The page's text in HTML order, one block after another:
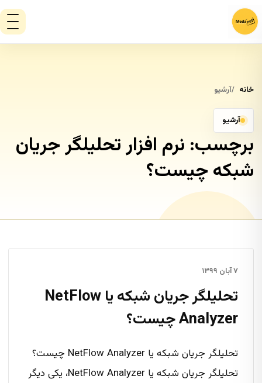
خانه آرشیو
آرشیو
برچسب: نرم افزار تحلیلگر جریان
شبکه چیست؟
۷ آبان ۱۳۹۹
تحلیلگر جریان شبکه یا NetFlow
Analyzer چیست؟
تحلیلگر جریان شبکه یا NetFlow Analyzer چیست؟
تحلیلگر جریان شبکه یا NetFlow Analyzer، یکی دیگر